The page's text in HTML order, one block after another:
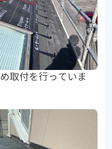
取付を行っていま